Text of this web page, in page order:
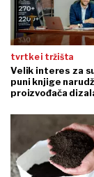
tvrtke i tržišta
Velik interes za
puni knjige
proizvođača